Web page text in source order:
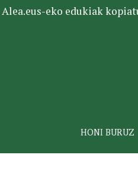
Alea.eus-eko edukiak
HONI BURUZ